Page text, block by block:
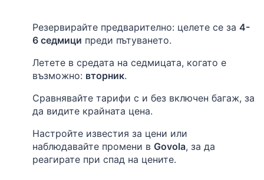
Резервирайте предварително: целете се за 4-
6 седмици преди пътуването.
Летете в средата на седмицата, когато е
възможно: вторник.
Сравнявайте тарифи с и без включен багаж, за
да видите крайната цена.
Настройте известия за цени или
наблюдавайте промени в Govola, за да
реагирате при спад на цените.